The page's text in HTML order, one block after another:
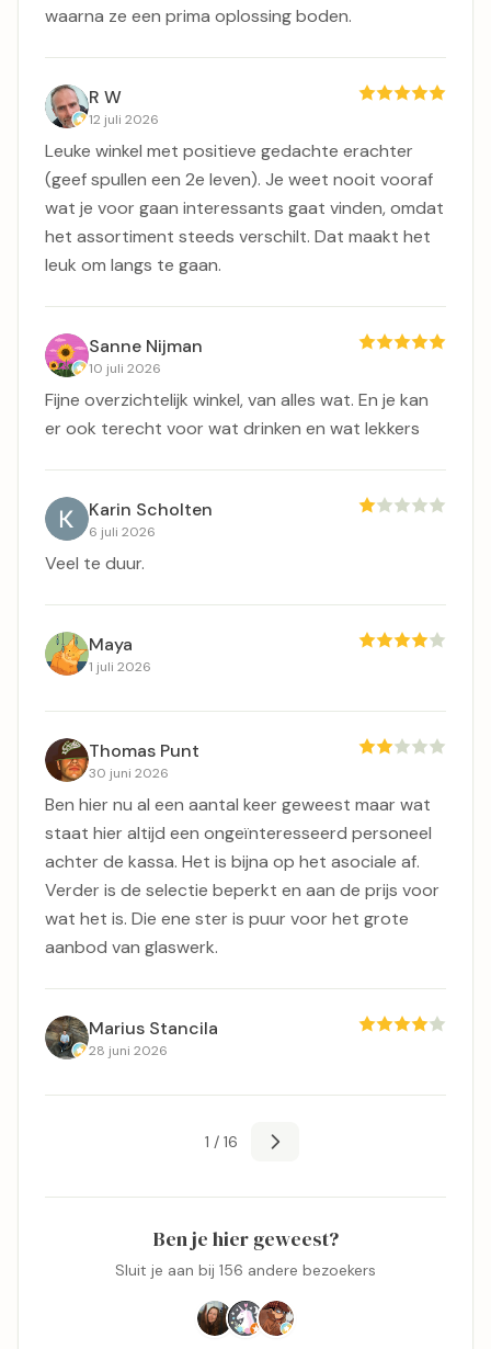
waarna ze een prima oplossing boden.
R W
12 juli 2026
Leuke winkel met positieve gedachte erachter
(geef spullen een 2e leven). Je weet nooit vooraf
wat je voor gaan interessants gaat vinden, omdat
het assortiment steeds verschilt. Dat maakt het
leuk om langs te gaan.
Sanne Nijman
10 juli 2026
Fijne overzichtelijk winkel, van alles wat. En je kan
er ook terecht voor wat drinken en wat lekkers
Karin Scholten
6 juli 2026
Veel te duur.
Maya
1 juli 2026
Thomas Punt
30 juni 2026
Ben hier nu al een aantal keer geweest maar wat
staat hier altijd een ongeïnteresseerd personeel
achter de kassa. Het is bijna op het asociale af.
Verder is de selectie beperkt en aan de prijs voor
wat het is. Die ene ster is puur voor het grote
aanbod van glaswerk.
Marius Stancila
28 juni 2026
1 / 16
Ben je hier geweest?
Sluit je aan bij 156 andere bezoekers